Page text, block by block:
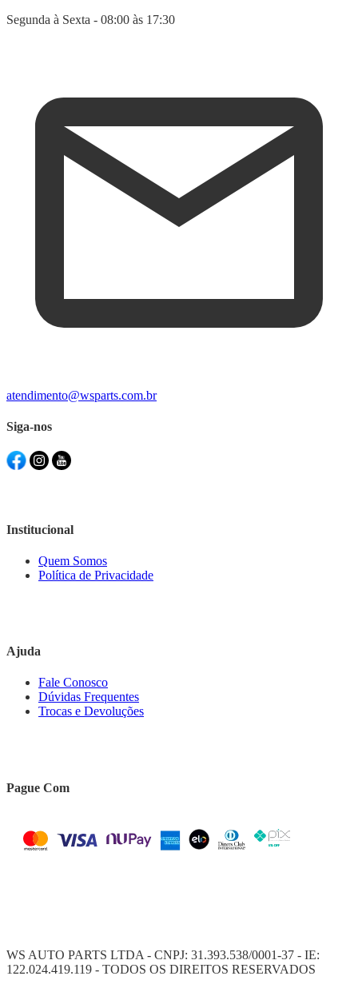
Segunda à Sexta - 08:00 às 17:30
atendimento@wsparts.com.br
Siga-nos
Institucional
Quem Somos
Política de Privacidade
Ajuda
Fale Conosco
Dúvidas Frequentes
Trocas e Devoluções
Pague Com
WS AUTO PARTS LTDA - CNPJ: 31.393.538/0001-37 - IE:
122.024.419.119 - TODOS OS DIREITOS RESERVADOS